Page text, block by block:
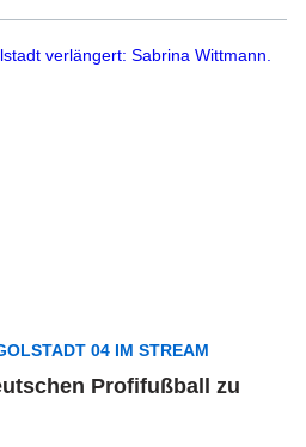
04 IM STREAM
Profifußball zu